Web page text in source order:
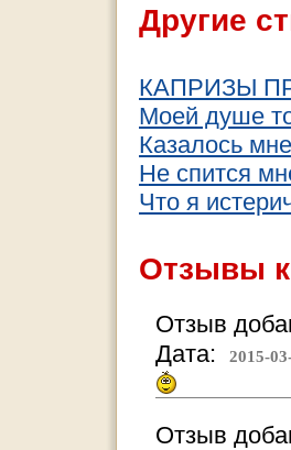
Другие
КАПРИЗЫ
Моей душе
Казалось
Не спится
Что я
Отзывы
Отзыв
Дата:
2015-
Отзыв